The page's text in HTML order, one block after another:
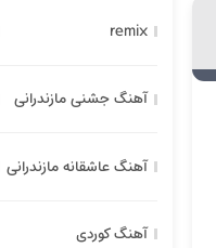
remix
آهنگ جشنی مازندرانی
آهنگ عاشقانه مازندرانی
آهنگ کوردی